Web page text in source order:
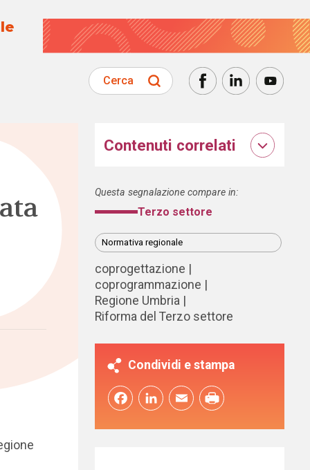
Cerca
Contenuti correlati
Questa segnalazione compare in:
Terzo settore
Normativa regionale
coprogettazione
coprogrammazione
Regione Umbria
Riforma del Terzo settore
Condividi e stampa
FacebookLinkedInEmail